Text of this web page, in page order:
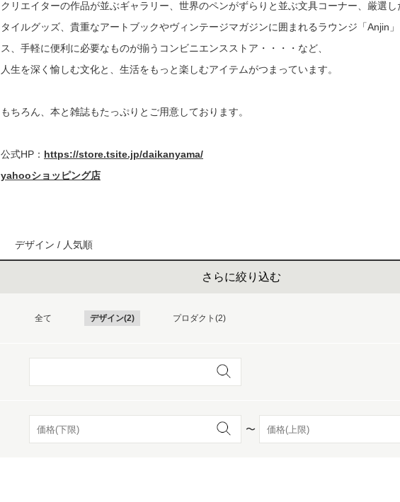
六本
クリエイターの作品が並ぶギャラリー、世界のペンがずらりと並ぶ文具コーナー、厳選し
タイルグッズ、貴重なアートブックやヴィンテージマガジンに囲まれるラウンジ「Anjin
ス、手軽に便利に必要なものが揃うコンビニエンスストア・・・・など、
人生を深く愉しむ文化と、生活をもっと楽しむアイテムがつまっています。
もちろん、本と雑誌もたっぷりとご用意しております。
公式HP： https://store.tsite.jp/daikanyama/
yahooショッピング店
デザイン / 人気順
さらに絞り込む
全て デザイン(2) プロダクト(2)
〜